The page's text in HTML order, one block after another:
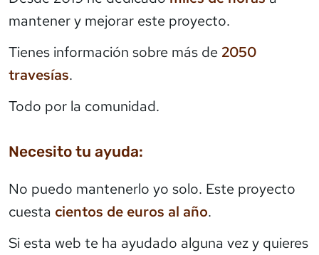
mantener y mejorar este proyecto.
Tienes información sobre más de 2050
travesías.
Todo por la comunidad.
Necesito tu ayuda:
No puedo mantenerlo yo solo. Este proyecto
cuesta cientos de euros al año.
Si esta web te ha ayudado alguna vez y quieres